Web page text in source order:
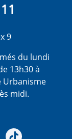
9
du lundi
13h30 à
Urbanisme
midi.
Youtube
Gallerie sur Flickr
Notre Instagram